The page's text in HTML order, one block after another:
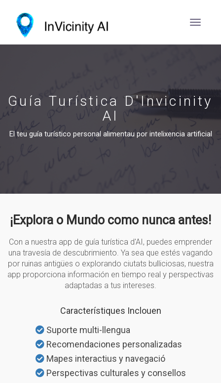
Guía Turística D'Invicinity
AI
El teu guía turístico personal alimentau por intelixencia artificial
¡Explora o Mundo como nunca antes!
Con a nuestra app de guía turística d'AI, puedes emprender
una travesía de descubrimiento. Ya sea que estés vagando
por ruinas antigües o explorando ciutats bulliciosas, nuestra
app proporciona información en tiempo real y perspectivas
adaptadas a tus intereses.
Característiques Inclouen
Suporte multi-llengua
Recomendaciones personalizadas
Mapes interactius y navegació
Perspectivas culturales y consellos